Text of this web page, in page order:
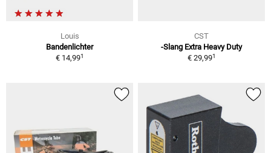
Louis
Bandenlichter
€ 14,991
CST
-Slang Extra Heavy Duty
€ 29,991